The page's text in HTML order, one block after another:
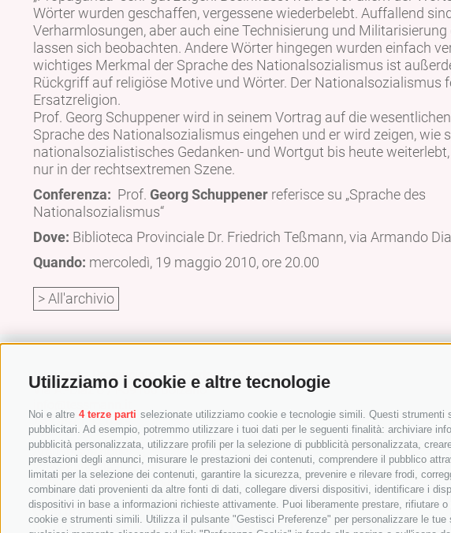
Utilizziamo i cookie e altre tecnologie
Noi e altre 4 terze parti selezionate utilizziamo cookie e tecnologie simili. Questi
pubblicitari. Ad esempio, potremmo utilizzare i tuoi dati per le seguenti finalità: archiviare
pubblicità personalizzata, utilizzare profili per la selezione di pubblicità personalizzata,
prestazioni degli annunci, misurare le prestazioni dei contenuti, comprendere il pubblico
limitati per la selezione dei contenuti, garantire la sicurezza, prevenire e rilevare frodi,
combinare dati provenienti da altre fonti di dati, collegare diversi dispositivi, identificare i
dispositivi in base a informazioni richieste attivamente. Puoi liberamente prestare,
cookie e strumenti simili. Utilizza il pulsante "Gestisci Preferenze" per personalizzare le
Wörter wurden geschaffen, vergessene wiederbelebt. Auffallend
Verharmlosungen, aber auch eine Technisierung und Militarisierung
lassen sich beobachten. Andere Wörter hingegen wurden einfach
wichtiges Merkmal der Sprache des Nationalsozialismus ist
Rückgriff auf religiöse Motive und Wörter. Der Nationalsozialismus
Ersatzreligion.
Prof. Georg Schuppener wird in seinem Vortrag auf die
Sprache des Nationalsozialismus eingehen und er wird zeigen, wie
nationalsozialistisches Gedanken- und Wortgut bis heute
nur in der rechtsextremen Szene.
Conferenza: Prof. Georg Schuppener referisce su „Sprache des
Nationalsozialismus“
Dove: Biblioteca Provinciale Dr. Friedrich Teßmann, via Armando
Quando: mercoledì, 19 maggio 2010, ore 20.00
> All'archivio
Biblioteca Provinciale Dr. Friedrich Teßmann
Via A.-Diaz 8 / I-39100 Bolzano
+39 0471 471814
Amministrazione:
verwaltung@tessmann.it
verwaltung@pec.tessmann.it
Orari di apertura:
dal lunedì al venerdì dalle 9.00 alle 19.00